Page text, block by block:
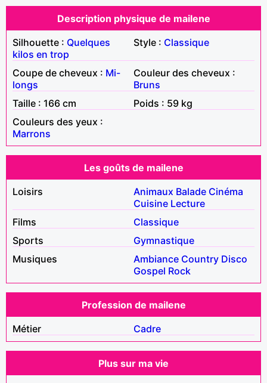
Description physique de mailene
Silhouette : Quelques
kilos en trop
Style : Classique
Coupe de cheveux : Mi-
longs
Couleur des cheveux :
Bruns
Taille : 166 cm
Poids : 59 kg
Couleurs des yeux :
Marrons
Les goûts de mailene
Loisirs
Animaux Balade Cinéma
Cuisine Lecture
Films
Classique
Sports
Gymnastique
Musiques
Ambiance Country Disco
Gospel Rock
Profession de mailene
Métier
Cadre
Plus sur ma vie